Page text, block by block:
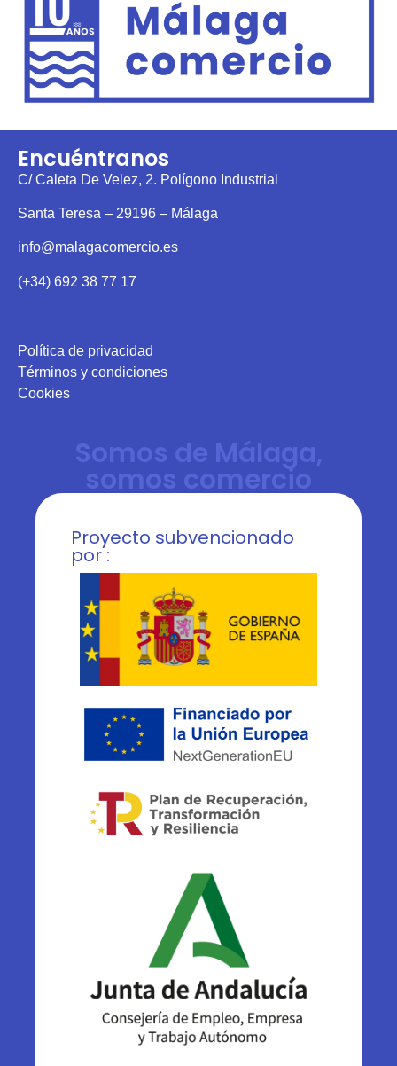
Encuéntranos
C/ Caleta De Velez, 2. Polígono Industrial
Santa Teresa – 29196 – Málaga
info@malagacomercio.es
(+34) 692 38 77 17
Política de privacidad
Términos y condiciones
Cookies
Somos de Málaga,
somos comercio
Proyecto subvencionado
por :